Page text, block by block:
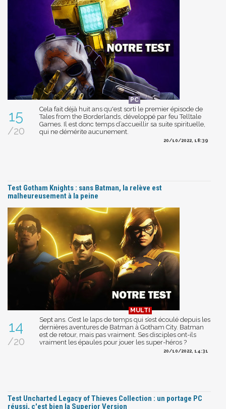
15
/20
Cela fait déjà huit ans qu'est sorti le premier épisode de
Tales from the Borderlands, développé par feu Telltale
Games. Il est donc temps d’accueillir sa suite spirituelle,
qui ne démérite aucunement.
20/10/2022, 18:39
Test Gotham Knights : sans Batman, la relève est
malheureusement à la peine
14
/20
Sept ans. C’est le laps de temps qui s’est écoulé depuis les
dernières aventures de Batman à Gotham City. Batman
est de retour, mais pas vraiment. Ses disciples ont-ils
vraiment les épaules pour jouer les super-héros ?
20/10/2022, 14:31
Test Uncharted Legacy of Thieves Collection : un portage PC
réussi, c'est bien la Superior Version